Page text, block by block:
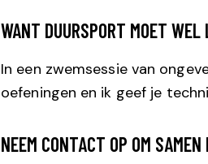
WANT DUURSPORT MOET
In een zwemsessie van
oefeningen en ik geef je
NEEM CONTACT OP OM